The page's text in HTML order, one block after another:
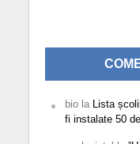
biola Lista
fi instalate 50